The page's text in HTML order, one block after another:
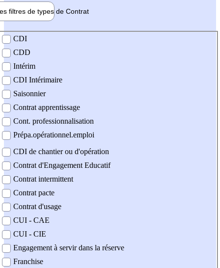
filtres de types de Contrat
contrat
CDI
CDD
Intérim
CDI Intérimaire
Saisonnier
Contrat apprentissage
Cont. professionnalisation
Prépa.opérationnel.emploi
CDI de chantier ou d'opération
Contrat d'Engagement Educatif
Contrat intermittent
Contrat pacte
Contrat d'usage
CUI - CAE
CUI - CIE
Engagement à servir dans la réserve
Franchise